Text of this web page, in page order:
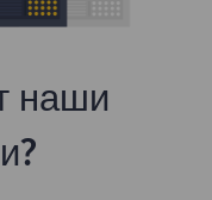
наши